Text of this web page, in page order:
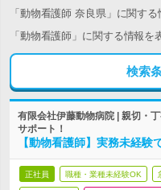
「動物看護師 奈良県」に関す
「動物看護師」に関する情報を
検索
有限会社伊藤動物病院 | 親切・
サポート！
【動物看護師】実務未経
正社員 職種・業種未経験OK